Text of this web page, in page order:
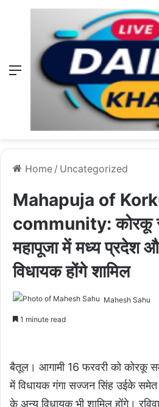
Menu
Home / Uncategorized
Mahapuja of
community: कोरकू
महापूजा में मध्य प्रदेश
विधायक होंगे शामिल
Mahesh Sahu
1 minute read
बैतूल। आगामी 16 फरवरी को कोरकू
में विधायक गंगा सज्जन सिंह उईके समेत
के अन्य विधायक भी शामिल होंगे।